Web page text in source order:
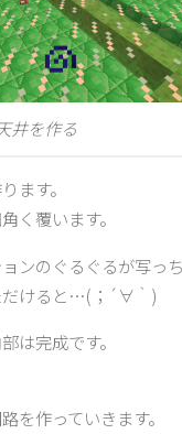
井を作る
ます。
く覆います。
ンのぐるぐるが写っ
だけると…(；´∀｀)
は完成です。
を作っていきます。